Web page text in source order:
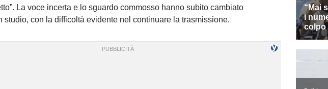
La voce incerta e lo sguardo commosso hanno subito cambiato
studio, con la difficoltà evidente nel continuare la trasmissione.